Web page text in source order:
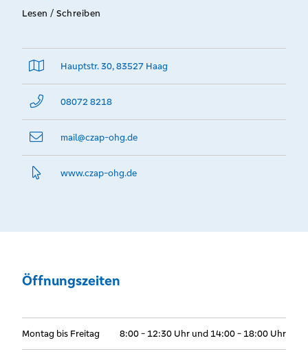
Lesen / Schreiben
Hauptstr. 30, 83527 Haag
08072 8218
mail@­czap-ohg.de
www.­czap-ohg.­de
Öffnungszeiten
Montag bis Freitag 8:00 - 12:30 Uhr und 14:00 - 18:00 Uhr